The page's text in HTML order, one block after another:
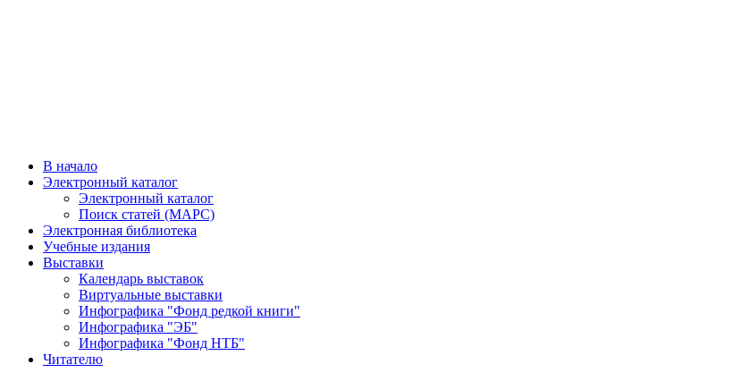
В начало
Электронный каталог
Электронный каталог
Поиск статей (МАРС)
Электронная библиотека
Учебные издания
Выставки
Календарь выставок
Виртуальные выставки
Инфографика "Фонд редкой книги"
Инфографика "ЭБ"
Инфографика "Фонд НТБ"
Читателю